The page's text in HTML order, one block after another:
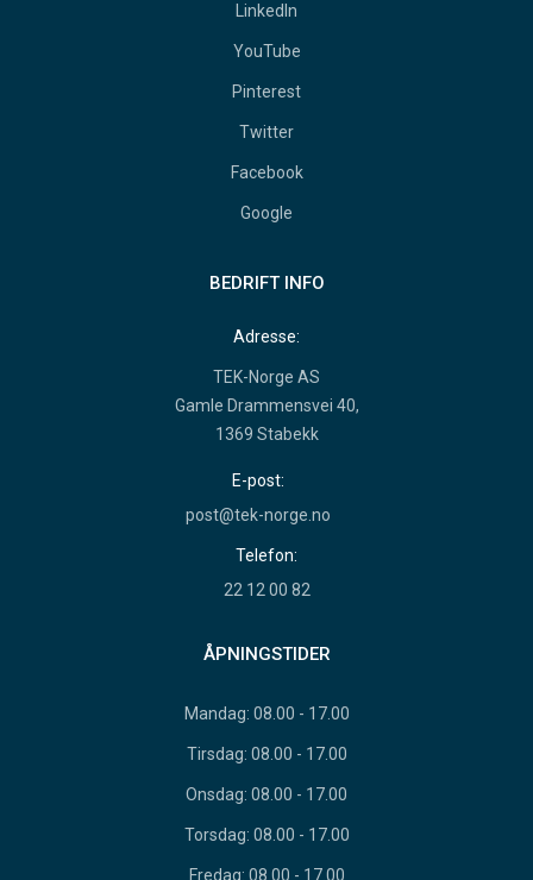
LinkedIn
YouTube
Pinterest
Twitter
Facebook
Google
BEDRIFT INFO
Adresse:
TEK-Norge AS
Gamle Drammensvei 40,
1369 Stabekk
E-post:
post@tek-norge.no
Telefon:
22 12 00 82
ÅPNINGSTIDER
Mandag: 08.00 - 17.00
Tirsdag: 08.00 - 17.00
Onsdag: 08.00 - 17.00
Torsdag: 08.00 - 17.00
Fredag: 08.00 - 17.00